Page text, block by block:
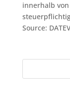
innerhalb
Source: